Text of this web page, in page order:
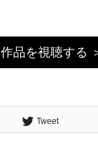
作品を視聴する
Tweet